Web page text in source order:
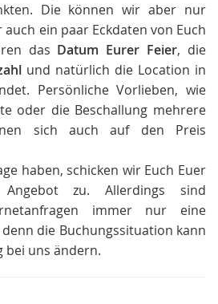
Die können wir aber nur
ein paar Eckdaten von Euch
das Datum Eurer Feier, die
und natürlich die Location in
Persönliche Vorlieben, wie
oder die Beschallung mehrere
sich auch auf den Preis
haben, schicken wir Euch Euer
Angebot zu. Allerdings sind
immer nur eine
die Buchungssituation kann
bei uns ändern.